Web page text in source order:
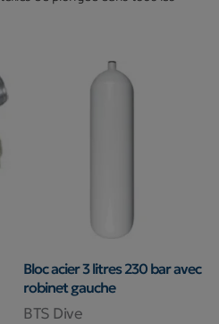
Bloc acier 3 litres 230 bar avec
robinet gauche
BTS Dive